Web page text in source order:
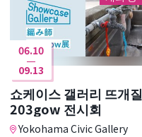
06.10
09.13
쇼케이스 갤러리 뜨개질
203gow 전시회
Yokohama Civic Gallery